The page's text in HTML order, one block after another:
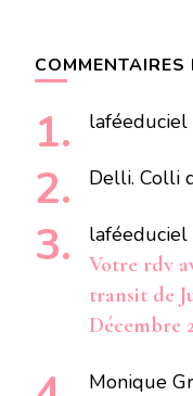
COMMENTAIRES
laféeduciel
Delli. Colli
laféeduciel
Votre rdv
transit de
Décembre
Monique